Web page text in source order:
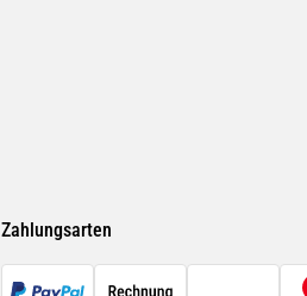
Zahlungsarten